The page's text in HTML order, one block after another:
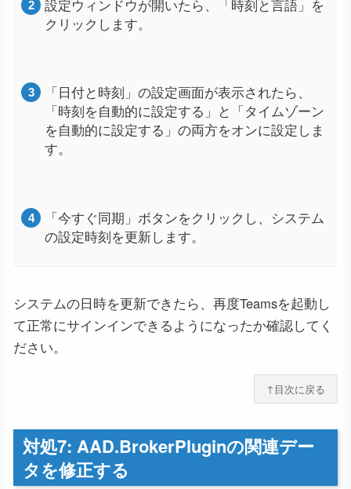
設定ウィンドウが開いたら、「時刻と言語」を
クリックします。
「日付と時刻」の設定画面が表示されたら、
「時刻を自動的に設定する」と「タイムゾーン
を自動的に設定する」の両方をオンに設定しま
す。
「今すぐ同期」ボタンをクリックし、システム
の設定時刻を更新します。
システムの日時を更新できたら、再度Teamsを起動し
て正常にサインインできるようになったか確認してく
ださい。
↑目次に戻る
対処7: AAD.BrokerPluginの関連デー
タを修正する